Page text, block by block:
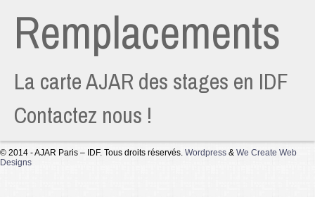
Remplacements
La carte AJAR des stages en IDF
Contactez nous !
© 2014 - AJAR Paris – IDF. Tous droits réservés. Wordpress & We Create Web
Designs